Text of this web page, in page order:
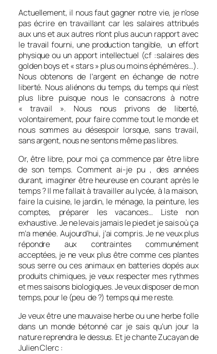
Actuellement, il nous faut gagner notre vie, je n’ose
pas écrire en travaillant car les salaires attribués
aux uns et aux autres n’ont plus aucun rapport avec
le travail fourni, une production tangible, un effort
physique ou un apport intellectuel (cf :salaires des
golden boys et « stars » plus ou moins éphémères…).
Nous obtenons de l’argent en échange de notre
liberté. Nous aliénons du temps, du temps qui n’est
plus libre puisque nous le consacrons à notre
« travail ». Nous nous privons de liberté,
volontairement, pour faire comme tout le monde et
nous sommes au désespoir lorsque, sans travail,
sans argent, nous ne sentons même pas libres.
Or, être libre, pour moi ça commence par être libre
de son temps. Comment ai-je pu , des années
durant, imaginer être heureuse en courant après le
temps ? Il me fallait à travailler au lycée, à la maison,
faire la cuisine, le jardin, le ménage, la peinture, les
comptes, préparer les vacances… Liste non
exhaustive. Je ne levais jamais le pied et je sais où ça
m’a menée. Aujourd’hui, j’ai compris. Je ne veux plus
répondre aux contraintes communément
acceptées, je ne veux plus être comme ces plantes
sous serre ou ces animaux en batteries dopés aux
produits chimiques, je veux respecter mes rythmes
et mes saisons biologiques. Je veux disposer de mon
temps, pour le (peu de ?) temps qui me reste.
Je veux être une mauvaise herbe ou une herbe folle
dans un monde bétonné car je sais qu’un jour la
nature reprendra le dessus. Et je chante Zucayan de
Julien Clerc :